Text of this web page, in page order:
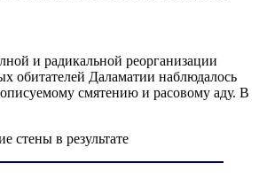
и радикальной реорганизации
обитателей Даламатии наблюдалось
смятению и расовому аду. В
стены в результате